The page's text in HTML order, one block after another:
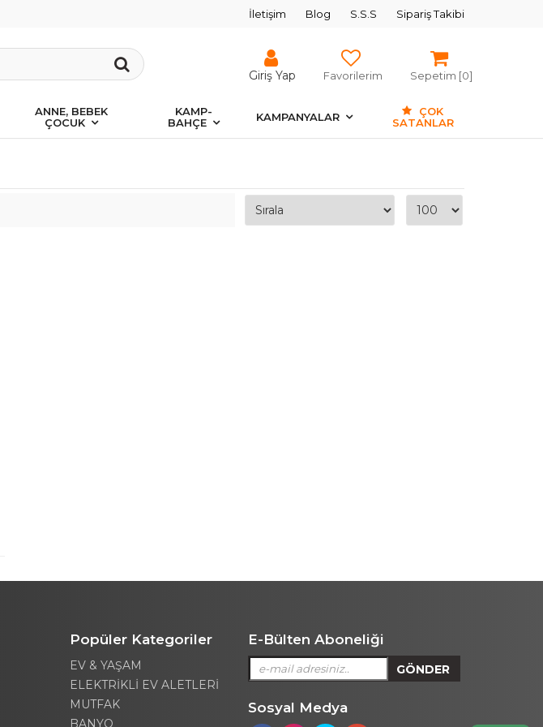
İletişim Blog S.S.S Sipariş Takibi
Giriş Yap Favorilerim Sepetim [0]
ANNE, BEBEK
ÇOCUK
KAMP-
BAHÇE
KAMPANYALAR
ÇOK
SATANLAR
Popüler Kategoriler
EV & YAŞAM
ELEKTRİKLİ EV ALETLERİ
MUTFAK
BANYO
E-Bülten Aboneliği
Sosyal Medya